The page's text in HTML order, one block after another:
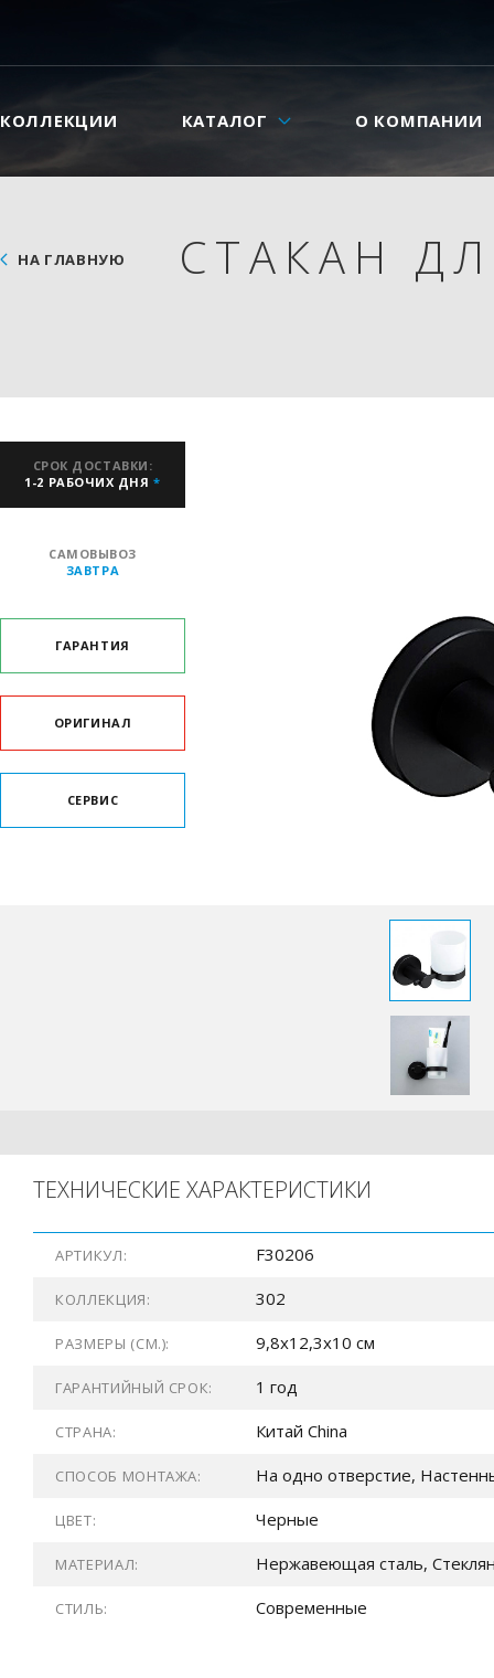
КОЛЛЕКЦИИ КАТАЛОГ О КОМПАНИИ
СТАКАН
НА ГЛАВНУЮ
СРОК ДОСТАВКИ:
1-2 РАБОЧИХ ДНЯ*
САМОВЫВОЗ
ЗАВТРА
ГАРАНТИЯ
ОРИГИНАЛ
СЕРВИС
ТЕХНИЧЕСКИЕ ХАРАКТЕРИСТИКИ
АРТИКУЛ: F30206
КОЛЛЕКЦИЯ: 302
РАЗМЕРЫ (СМ.): 9,8x12,3x10 см
ГАРАНТИЙНЫЙ СРОК: 1 год
СТРАНА: Китай China
СПОСОБ МОНТАЖА: На одно отверстие,
ЦВЕТ: Черные
МАТЕРИАЛ: Нержавеющая сталь,
СТИЛЬ: Современные